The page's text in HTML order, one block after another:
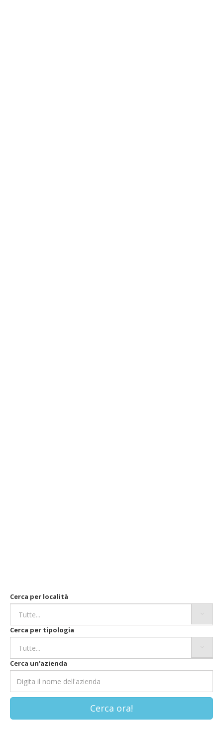
Cerca per località
Cerca per tipologia
Cerca un'azienda
Cerca ora!